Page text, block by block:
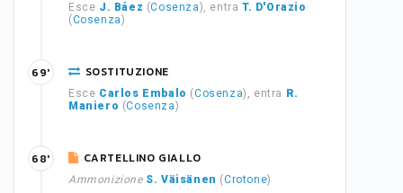
Esce J. Báez (Cosenza), entraT. D'Orazio
(Cosenza)
SOSTITUZIONE
Esce Carlos Embalo (Cosenza), entra
R.
Maniero (Cosenza)
69'
CARTELLINO GIALLO
Ammonizione S. Väisänen (Crotone)
68'